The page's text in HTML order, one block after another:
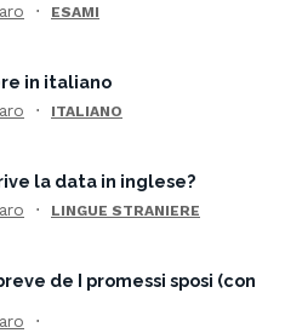
ESAMI
in italiano
ITALIANO
la data in inglese?
LINGUE STRANIERE
de I promessi sposi (con